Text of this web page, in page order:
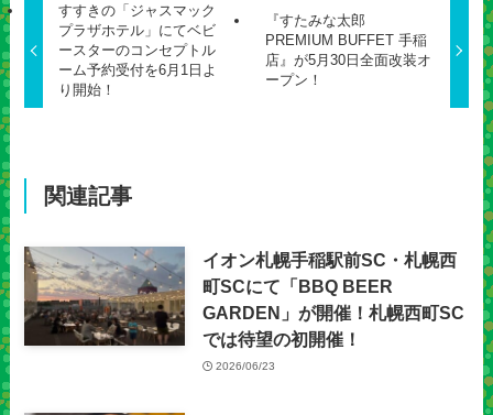
すすきの「ジャスマック
プラザホテル」にてベビ
ースターのコンセプトル
ーム予約受付を6月1日よ
り開始！
『すたみな太郎
PREMIUM BUFFET 手稲
店』が5月30日全面改装オ
ープン！
関連記事
イオン札幌手稲駅前SC・札幌西
町SCにて「BBQ BEER
GARDEN」が開催！札幌西町SC
では待望の初開催！
2026/06/23